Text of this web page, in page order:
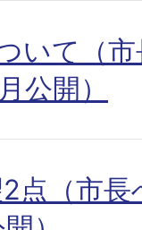
いて（
公開）
点（市長